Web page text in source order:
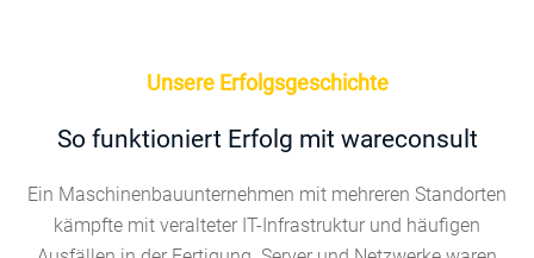
Unsere Erfolgsgeschichte
So funktioniert Erfolg mit wareconsult
Ein Maschinenbauunternehmen mit mehreren Standorten
kämpfte mit veralteter IT-Infrastruktur und häufigen